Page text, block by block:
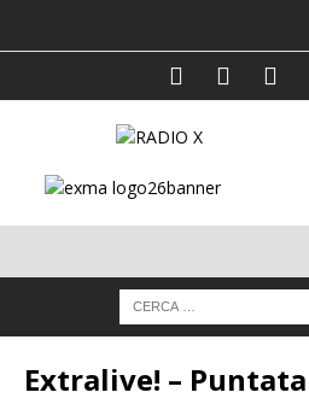
Extralive! –